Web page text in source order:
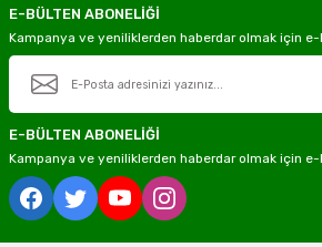
E-BÜLTEN ABONELİĞİ
Kampanya ve yeniliklerden haberdar olmak için
E-BÜLTEN ABONELİĞİ
Kampanya ve yeniliklerden haberdar olmak için